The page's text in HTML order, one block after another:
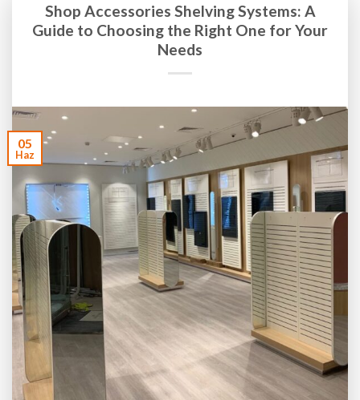
Shop Accessories Shelving Systems: A
Guide to Choosing the Right One for Your
Needs
05
Haz